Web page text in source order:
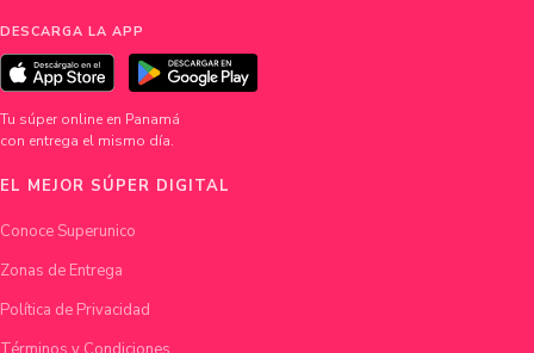
DESCARGA LA APP
Tu súper online en Panamá
con entrega el mismo día.
EL MEJOR SÚPER DIGITAL
Conoce Superunico
Zonas de Entrega
Política de Privacidad